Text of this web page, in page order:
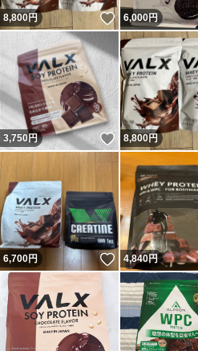
8,800円 いいね！
6,000円
3,750円 いいね！
8,800円
6,700円 いいね！
4,840円